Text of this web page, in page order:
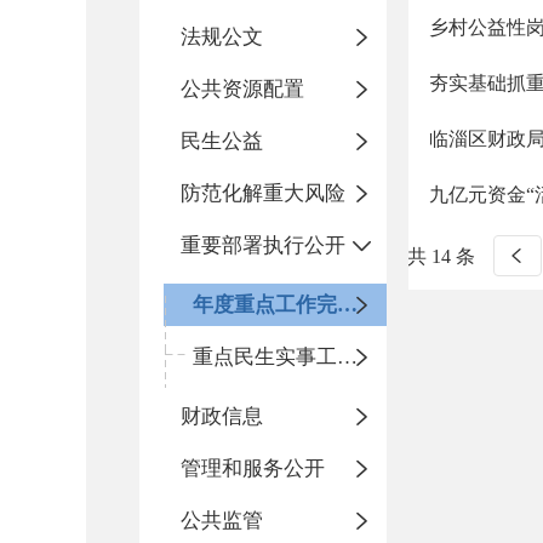
法规公文
公共资源配置
民生公益
防范化解重大风险
重要部署执行公开
年度重点工作完成情况
重点民生实事工作进展情况
财政信息
管理和服务公开
公共监管
乡村公益性
夯实基础抓
临淄区财政
九亿元资金“
共 14 条